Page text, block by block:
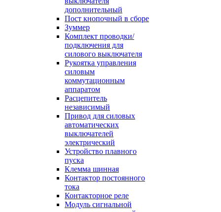
дополнительный
Пост кнопочный в сборе
Зуммер
Комплект проводки/
подключения для
силового выключателя
Рукоятка управления
силовым
коммутационным
аппаратом
Расцепитель
независимый
Привод для силовых
автоматических
выключателей
электрический
Устройство плавного
пуска
Клемма шинная
Контактор постоянного
тока
Контакторное реле
Модуль сигнальной